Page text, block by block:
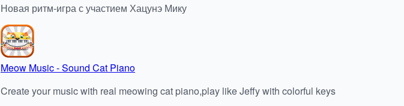
Новая ритм-игра с участием Хацунэ Мику
Meow Music - Sound Cat Piano
Create your music with real meowing cat piano,play like Jeffy with colorful keys